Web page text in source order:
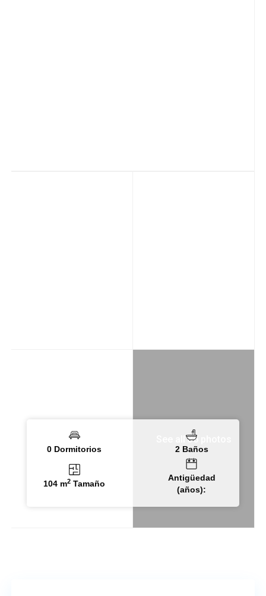
See all 35 photos
0 Dormitorios 2 Baños
104 m2 Tamaño
Antigüedad
(años):